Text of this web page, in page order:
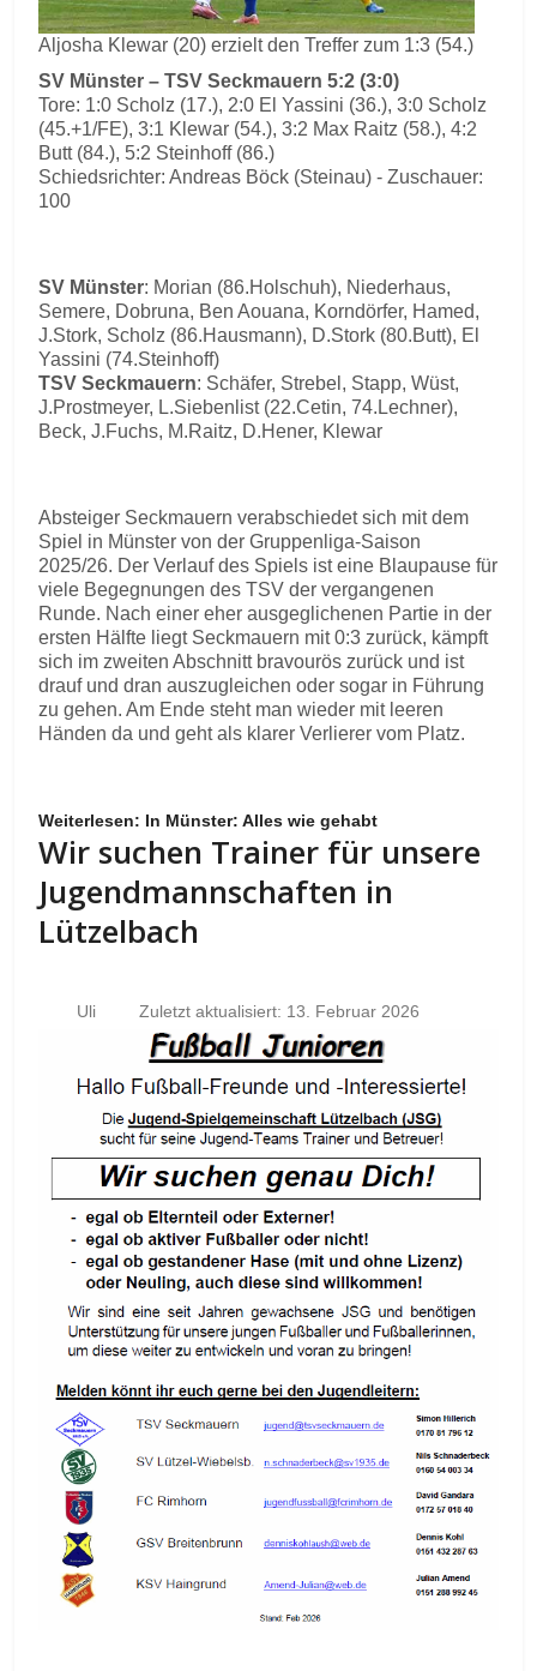
Aljosha Klewar (20) erzielt den Treffer zum 1:3 (54.)
SV Münster – TSV Seckmauern 5:2 (3:0)
Tore: 1:0 Scholz (17.), 2:0 El Yassini (36.), 3:0 Scholz
(45.+1/FE), 3:1 Klewar (54.), 3:2 Max Raitz (58.), 4:2
Butt (84.), 5:2 Steinhoff (86.)
Schiedsrichter: Andreas Böck (Steinau) - Zuschauer:
100
SV Münster: Morian (86.Holschuh), Niederhaus,
Semere, Dobruna, Ben Aouana, Korndörfer, Hamed,
J.Stork, Scholz (86.Hausmann), D.Stork (80.Butt), El
Yassini (74.Steinhoff)
TSV Seckmauern: Schäfer, Strebel, Stapp, Wüst,
J.Prostmeyer, L.Siebenlist (22.Cetin, 74.Lechner),
Beck, J.Fuchs, M.Raitz, D.Hener, Klewar
Absteiger Seckmauern verabschiedet sich mit dem
Spiel in Münster von der Gruppenliga-Saison
2025/26. Der Verlauf des Spiels ist eine Blaupause für
viele Begegnungen des TSV der vergangenen
Runde. Nach einer eher ausgeglichenen Partie in der
ersten Hälfte liegt Seckmauern mit 0:3 zurück, kämpft
sich im zweiten Abschnitt bravourös zurück und ist
drauf und dran auszugleichen oder sogar in Führung
zu gehen. Am Ende steht man wieder mit leeren
Händen da und geht als klarer Verlierer vom Platz.
Weiterlesen: In Münster: Alles wie gehabt
Wir suchen Trainer für unsere
Jugendmannschaften in
Lützelbach
Uli Zuletzt aktualisiert: 13. Februar 2026